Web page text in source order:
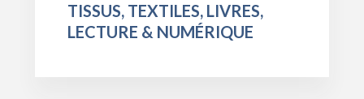
TISSUS, TEXTILES, LIVRES,
LECTURE & NUMÉRIQUE